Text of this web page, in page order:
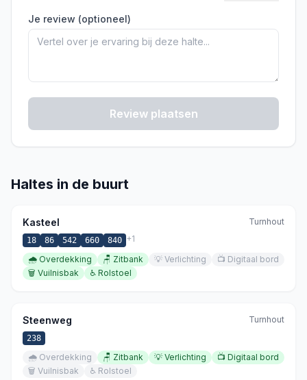
Je review (optioneel)
Review plaatsen
Haltes in de buurt
Kasteel Turnhout
18 86 542 660 840 +1
🌧️ Overdekking 🪑 Zitbank 💡 Verlichting 📺 Digitaal bord
🗑️ Vuilnisbak ♿ Rolstoel
Steenweg Turnhout
238
🌧️ Overdekking 🪑 Zitbank 💡 Verlichting 📺 Digitaal bord
🗑️ Vuilnisbak ♿ Rolstoel